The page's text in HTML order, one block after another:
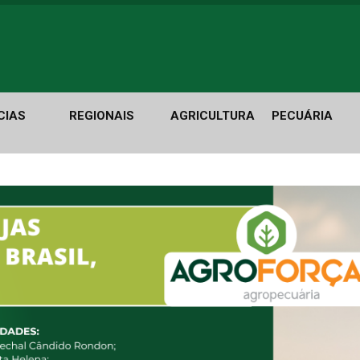
REGIONAIS AGRICULTURA PECUÁRIA